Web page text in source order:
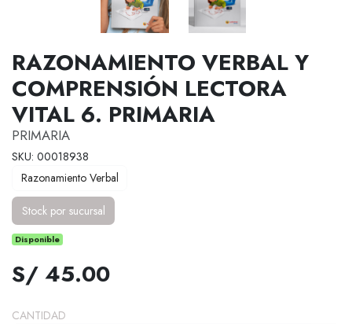
RAZONAMIENTO VERBAL Y
COMPRENSIÓN LECTORA
VITAL 6. PRIMARIA
PRIMARIA
SKU: 00018938
Razonamiento Verbal
Stock por sucursal
Disponible
S/ 45.00
CANTIDAD